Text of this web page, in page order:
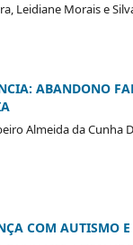
Leidiane Morais e
ABANDONO
Almeida da Cunha
COM AUTISMO